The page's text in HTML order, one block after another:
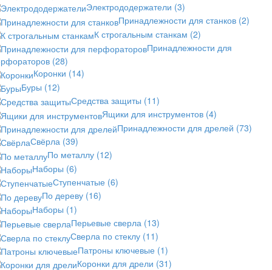
Электрододержатели (3)
Принадлежности для станков (2)
К строгальным станкам (2)
Принадлежности для
(28)
Коронки (14)
Буры (12)
Средства защиты (11)
Ящики для инструментов (4)
Принадлежности для дрелей (73)
Свёрла (39)
По металлу (12)
Наборы (6)
Ступенчатые (6)
По дереву (16)
Наборы (1)
Перьевые сверла (13)
Сверла по стеклу (11)
Патроны ключевые (1)
Коронки для дрели (31)